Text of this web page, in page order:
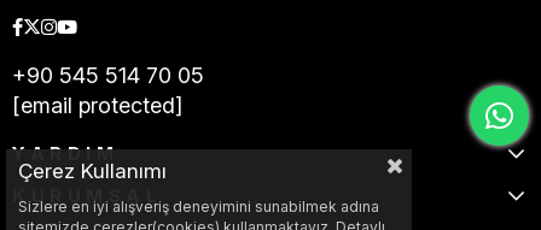
+90 545 514 70 05
[email protected]
YARDIM
Çerez Kullanımı
Sizlere en iyi alışveriş deneyimini sunabilmek adına